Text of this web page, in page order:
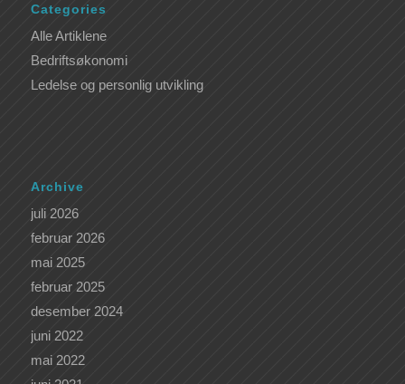
Categories
Alle Artiklene
Bedriftsøkonomi
Ledelse og personlig utvikling
Archive
juli 2026
februar 2026
mai 2025
februar 2025
desember 2024
juni 2022
mai 2022